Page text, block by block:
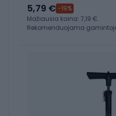
5,79 € -19%
Mažiausia kaina: 7,19 €
Rekomenduojama